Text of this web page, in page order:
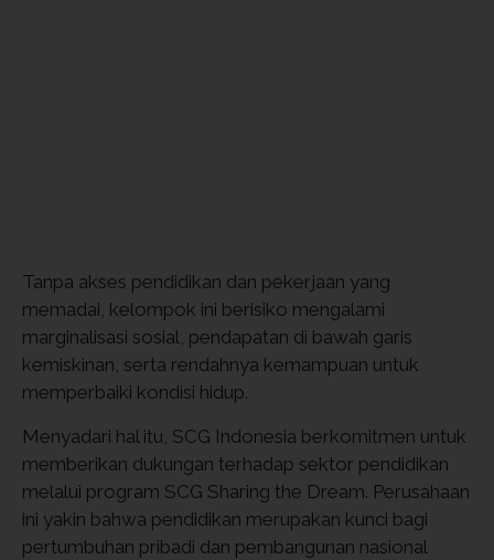
Tanpa akses pendidikan dan pekerjaan yang
memadai, kelompok ini berisiko mengalami
marginalisasi sosial, pendapatan di bawah garis
kemiskinan, serta rendahnya kemampuan untuk
memperbaiki kondisi hidup.
Menyadari hal itu, SCG Indonesia berkomitmen untuk
memberikan dukungan terhadap sektor pendidikan
melalui program SCG Sharing the Dream. Perusahaan
ini yakin bahwa pendidikan merupakan kunci bagi
pertumbuhan pribadi dan pembangunan nasional